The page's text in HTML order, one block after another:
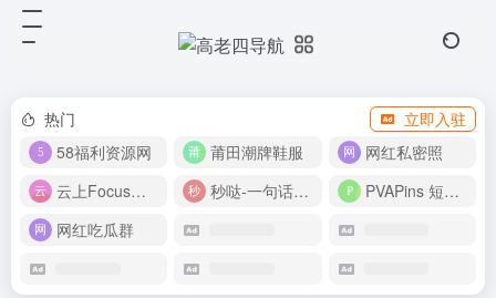
热门
立即入驻
58福利资源网
莆田潮牌鞋服
网红私密照
云上Focus接码平台
秒哒-一句话做应用
PVAPins 短信接码平台
网红吃瓜群